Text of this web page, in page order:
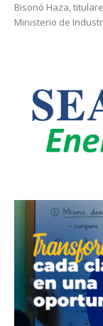
Bisonó Haza,
Ministerio de